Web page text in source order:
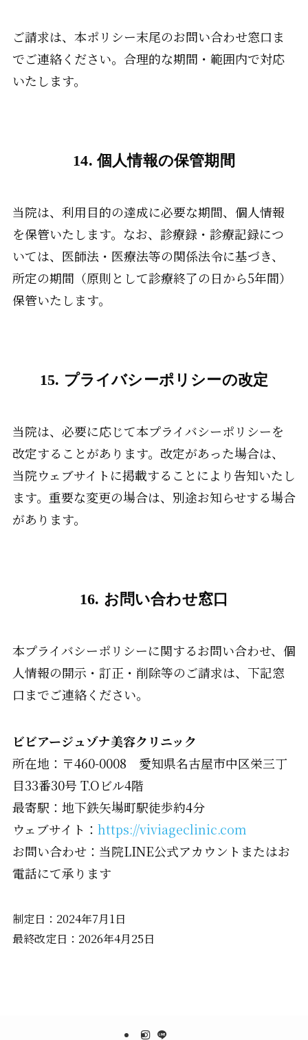
ご請求は、本ポリシー末尾のお問い合わせ窓口ま
でご連絡ください。合理的な期間・範囲内で対応
いたします。
14. 個人情報の保管期間
当院は、利用目的の達成に必要な期間、個人情報
を保管いたします。なお、診療録・診療記録につ
いては、医師法・医療法等の関係法令に基づき、
所定の期間（原則として診療終了の日から5年間）
保管いたします。
15. プライバシーポリシーの改定
当院は、必要に応じて本プライバシーポリシーを
改定することがあります。改定があった場合は、
当院ウェブサイトに掲載することにより告知いたし
ます。重要な変更の場合は、別途お知らせする場合
があります。
16. お問い合わせ窓口
本プライバシーポリシーに関するお問い合わせ、個
人情報の開示・訂正・削除等のご請求は、下記窓
口までご連絡ください。
ビビアージュゾナ美容クリニック
所在地：〒460-0008 愛知県名古屋市中区栄三丁
目33番30号 T.Oビル4階
最寄駅：地下鉄矢場町駅徒歩約4分
ウェブサイト： https://viviageclinic.com
お問い合わせ：当院LINE公式アカウントまたはお
電話にて承ります
制定日：2024年7月1日
最終改定日：2026年4月25日